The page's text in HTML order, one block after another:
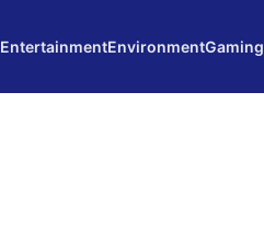
EntertainmentEnvironmentGaming